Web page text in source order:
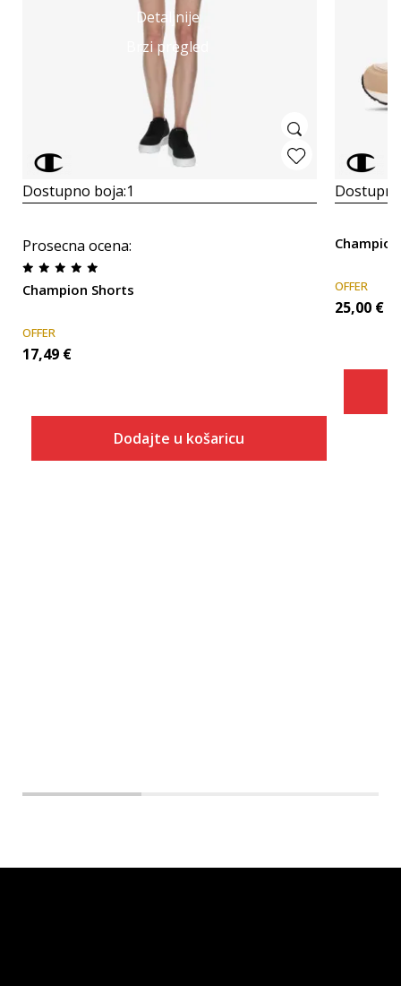
Detaljnije
Brzi pregled
Dostupno boja:1
Prosecna ocena:
Champion Shorts
OFFER
17,49 €
Dodajte u košaricu
OFFER
25,00 €